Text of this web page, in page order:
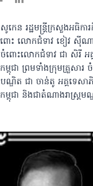
ន រដ្ឋមន្ត្រីក្រសួងអធិការកិ
ោះ លោកជំទាវ ខៀវ ស៊ីណ
ពោះលោកជំទាវ ជា សិរី អ
កម្ពុជា ព្រមទាំងក្រុមគ្រួសា
ណ្ឌិត ជា ចាន់តូ អគ្គទេស
ម្ពុជា និងជាតំណាងរាស្រ្ត